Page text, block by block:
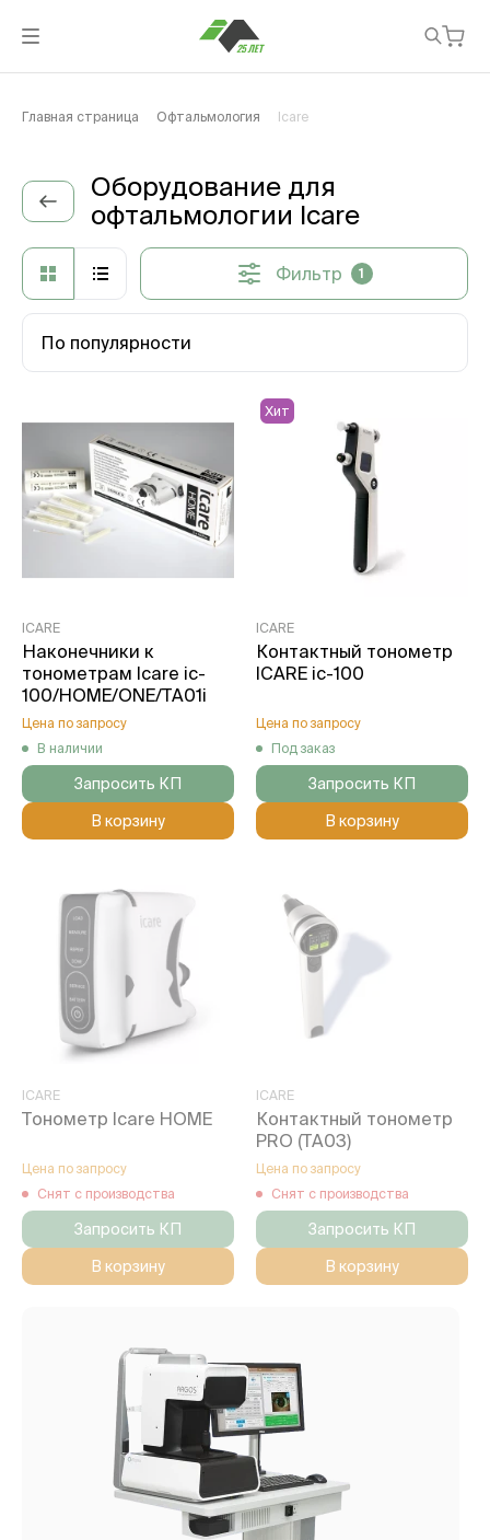
Главная страница Офтальмология Icare
Оборудование для
офтальмологии Icare
Фильтр 1
По популярности
ICARE
Наконечники к
тонометрам Icare ic-
100/HOME/ONE/TA01i
Цена по запросу
В наличии
Запросить КП
В корзину
ICARE
Контактный тонометр
ICARE ic-100
Цена по запросу
Под заказ
Хит
Запросить КП
В корзину
ICARE
Тонометр Icare HOME
Цена по запросу
Снят с производства
Запросить КП
В корзину
ICARE
Контактный тонометр
PRO (TA03)
Цена по запросу
Снят с производства
Запросить КП
В корзину